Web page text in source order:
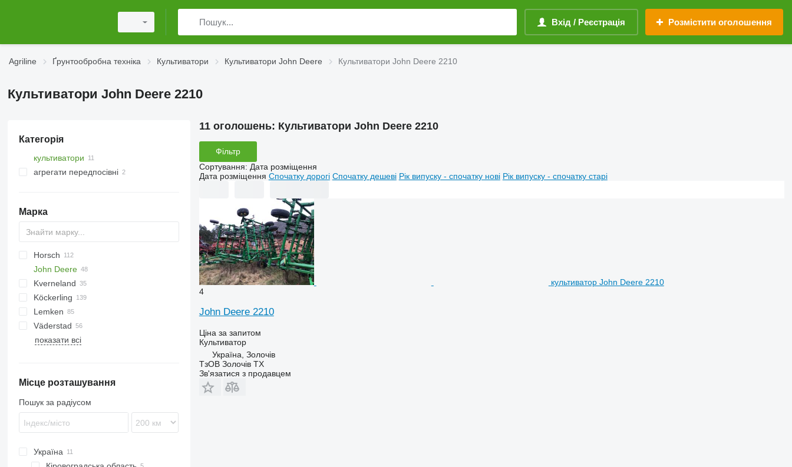
Вхід / Реєстрація Розмістити оголошення
Agriline Ґрунтообробна техніка Культиватори Культиватори John Deere Культиватори John Deere 2210
Культиватори John Deere 2210
Категорія
культиватори
агрегати передпосівні
Марка
Combiplow
Vibromulch
AU
Cataya
Catros
Cenio
Cenius
Centaur
Centaya
Cobra
Swifter
U-series
Z-series
5710
PENTERRA
4300
Tiger Mate
Tiger Mate
Multiflex
Chopstar
Hurricane
Taifun
Vibrostar
K-series
TGF
FA
Super Maxx
Horsch
Cruiser
Cultro
Finer
Joker
Optipack
Terrano
TF
John Deere
980
2210
Corona
Komet
Stratos
VM
Cultimer
Prolander
Kverneland
Accord
Enduro
TLD
Köckerling
Allrounder
Quadro
Trio
Lemken
Gigant
Karat
Korund
Smaragd
DC
Flexcare V
Fox
Terria
HV
Corvus
GHF
AllStar
GE
ATLAS
Väderstad
BioDrill
Opus
Swift
TopDown
2800
Field Profi
КПГ
показати всі
Місце розташування
Пошук за радіусом
Україна
11 оголошень: Культиватори John Deere 2210
Фільтр
Сортування: Дата розміщення
Дата розміщення Спочатку дорогі Спочатку дешеві Рік випуску - спочатку нові Рік випуску - спочатку старі
культиватор John Deere 2210
4
John Deere 2210
Ціна за запитом
Культиватор
Україна, Золочів
ТзОВ Золочів ТХ
Зв'язатися з продавцем